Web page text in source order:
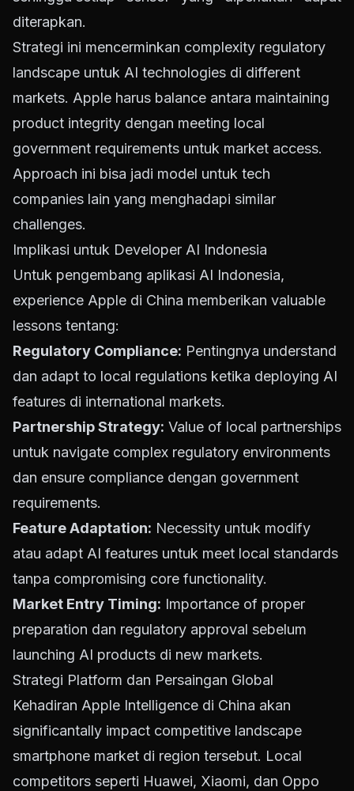
diterapkan.
Strategi ini mencerminkan complexity regulatory
landscape untuk AI technologies di different
markets. Apple harus balance antara maintaining
product integrity dengan meeting local
government requirements untuk market access.
Approach ini bisa jadi model untuk tech
companies lain yang menghadapi similar
challenges.
Implikasi untuk Developer AI Indonesia
Untuk pengembang aplikasi AI Indonesia,
experience Apple di China memberikan valuable
lessons tentang:
Regulatory Compliance: Pentingnya understand
dan adapt to local regulations ketika deploying AI
features di international markets.
Partnership Strategy: Value of local partnerships
untuk navigate complex regulatory environments
dan ensure compliance dengan government
requirements.
Feature Adaptation: Necessity untuk modify
atau adapt AI features untuk meet local standards
tanpa compromising core functionality.
Market Entry Timing: Importance of proper
preparation dan regulatory approval sebelum
launching AI products di new markets.
Strategi Platform dan Persaingan Global
Kehadiran Apple Intelligence di China akan
significantally impact competitive landscape
smartphone market di region tersebut. Local
competitors seperti Huawei, Xiaomi, dan Oppo